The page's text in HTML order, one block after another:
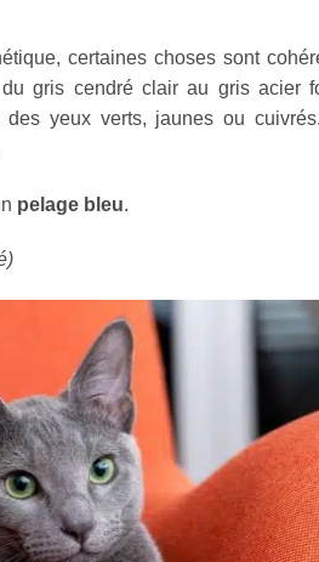
certaines choses sont
gris cendré clair au gris acier
yeux verts, jaunes ou
pelage bleu.